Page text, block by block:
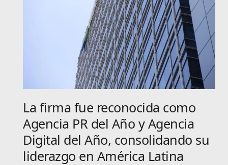
La firma fue reconocida como
Agencia PR del Año y Agencia
Digital del Año, consolidando su
liderazgo en América Latina